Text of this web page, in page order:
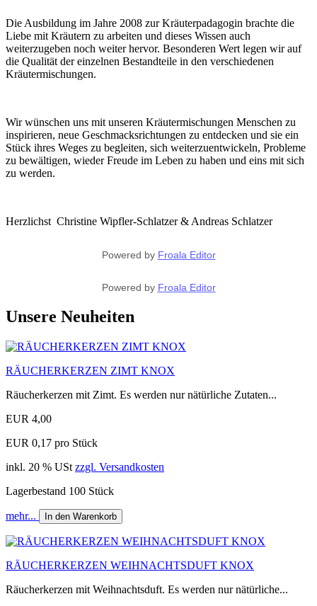
Die Ausbildung im Jahre 2008 zur Kräuterpadagogin brachte die
Liebe mit Kräutern zu arbeiten und dieses Wissen auch
weiterzugeben noch weiter hervor. Besonderen Wert legen wir auf
die Qualität der einzelnen Bestandteile in den verschiedenen
Kräutermischungen.
Wir wünschen uns mit unseren Kräutermischungen Menschen zu
inspirieren, neue Geschmacksrichtungen zu entdecken und sie ein
Stück ihres Weges zu begleiten, sich weiterzuentwickeln, Probleme
zu bewältigen, wieder Freude im Leben zu haben und eins mit sich
zu werden.
Herzlichst Christine Wipfler-Schlatzer & Andreas Schlatzer
Powered by Froala Editor
Powered by Froala Editor
Unsere Neuheiten
RÄUCHERKERZEN ZIMT KNOX
Räucherkerzen mit Zimt. Es werden nur nätürliche Zutaten...
EUR 4,00
EUR 0,17 pro Stück
inkl. 20 % USt zzgl. Versandkosten
Lagerbestand 100 Stück
mehr... In den Warenkorb
RÄUCHERKERZEN WEIHNACHTSDUFT KNOX
Räucherkerzen mit Weihnachtsduft. Es werden nur nätürliche...